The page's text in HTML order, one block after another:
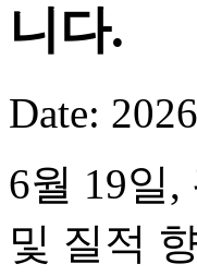
니다.
Date:
6월 19일
및 질적